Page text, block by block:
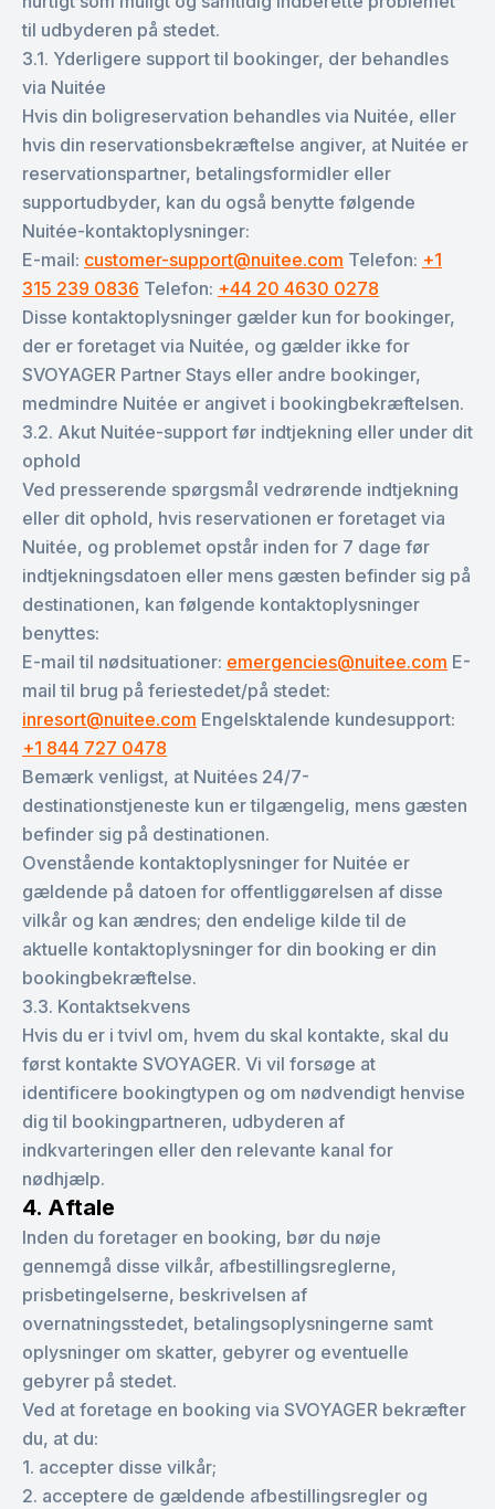
til udbyderen på stedet.
3.1. Yderligere support til bookinger, der behandles
via Nuitée
Hvis din boligreservation behandles via Nuitée, eller
hvis din reservationsbekræftelse angiver, at Nuitée er
reservationspartner, betalingsformidler eller
supportudbyder, kan du også benytte følgende
Nuitée-kontaktoplysninger:
E-mail: customer-support@nuitee.com Telefon: +1
315 239 0836 Telefon: +44 20 4630 0278
Disse kontaktoplysninger gælder kun for bookinger,
der er foretaget via Nuitée, og gælder ikke for
SVOYAGER Partner Stays eller andre bookinger,
medmindre Nuitée er angivet i bookingbekræftelsen.
3.2. Akut Nuitée-support før indtjekning eller under dit
ophold
Ved presserende spørgsmål vedrørende indtjekning
eller dit ophold, hvis reservationen er foretaget via
Nuitée, og problemet opstår inden for 7 dage før
indtjekningsdatoen eller mens gæsten befinder sig på
destinationen, kan følgende kontaktoplysninger
benyttes:
E-mail til nødsituationer: emergencies@nuitee.com E-
mail til brug på feriestedet/på stedet:
inresort@nuitee.com Engelsktalende kundesupport:
+1 844 727 0478
Bemærk venligst, at Nuitées 24/7-
destinationstjeneste kun er tilgængelig, mens gæsten
befinder sig på destinationen.
Ovenstående kontaktoplysninger for Nuitée er
gældende på datoen for offentliggørelsen af disse
vilkår og kan ændres; den endelige kilde til de
aktuelle kontaktoplysninger for din booking er din
bookingbekræftelse.
3.3. Kontaktsekvens
Hvis du er i tvivl om, hvem du skal kontakte, skal du
først kontakte SVOYAGER. Vi vil forsøge at
identificere bookingtypen og om nødvendigt henvise
dig til bookingpartneren, udbyderen af
indkvarteringen eller den relevante kanal for
nødhjælp.
4. Aftale
Inden du foretager en booking, bør du nøje
gennemgå disse vilkår, afbestillingsreglerne,
prisbetingelserne, beskrivelsen af
overnatningsstedet, betalingsoplysningerne samt
oplysninger om skatter, gebyrer og eventuelle
gebyrer på stedet.
Ved at foretage en booking via SVOYAGER bekræfter
du, at du:
1. accepter disse vilkår;
2. acceptere de gældende afbestillingsregler og